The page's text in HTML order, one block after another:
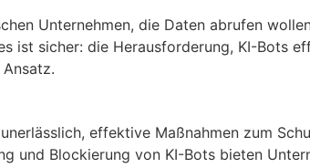
Unternehmen, die Daten abrufen
ist sicher: die Herausforderung, KI-Bots
effektive Maßnahmen zum
und Blockierung von KI-Bots bieten